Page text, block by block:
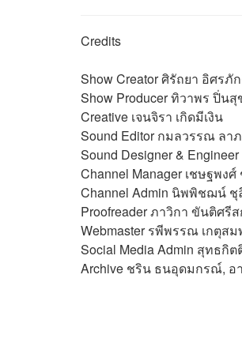
Credits
Show Creator ศิรัถยา อิศรภั
Show Producer ทิวาพร ปิ่นสุ
Creative เจนจิรา เกิดมีเงิน
Sound Editorกมลวรรณ ลา
Sound Designer &
Channel Manager เชษฐพง
Channel Admin นิพพิชฌน์ ชุ
Proofreader ภาวิกา ขันติศ
Webmaster รพีพรรณ เกตุสม
Social Media Admin สุทธ
Archive ชริน ธนอุดมกรณ์,